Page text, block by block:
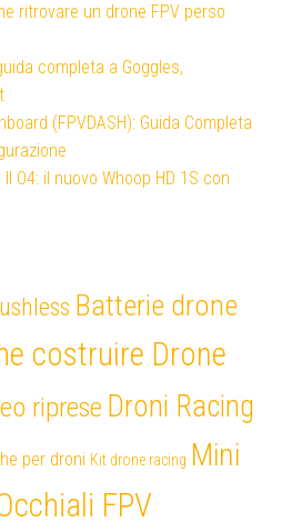
ritrovare un drone FPV perso
completa a Goggles,
(FPVDASH): Guida Completa
O4: il nuovo Whoop HD 1S con
Batterie drone
costruire Drone
riprese Droni Racing
per droni Kit drone racing Mini
FPV